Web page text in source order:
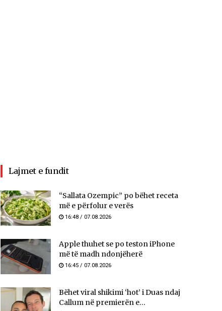
Lajmet e fundit
“Sallata Ozempic” po bëhet receta
më e përfolur e verës
16:48 / 07.08.2026
Apple thuhet se po teston iPhone
më të madh ndonjëherë
16:45 / 07.08.2026
Bëhet viral shikimi ‘hot’ i Duas ndaj
Callum në premierën e...